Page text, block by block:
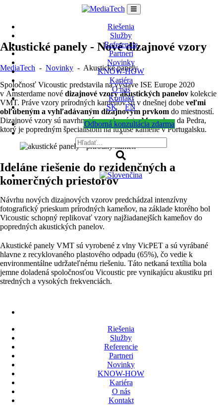
Riešenia
Služby
Referencie
Partneri
Novinky
KNOW-HOW
Kariéra
O nás
Kontakt
SK
EN
Odborná konzultácia zdarma
×
Riešenia
Služby
Referencie
Partneri
Novinky
KNOW-HOW
Kariéra
O nás
Kontakt
Akustické panely - Nové dizajnové vzory
MediaTech - Novinky - Akustické panely
Spoločnosť Vicoustic predstavila na výstave ISE Europe 2020
v Amsterdame nové dizajnové vzory akustických panelov kolekcie
VMT. Práve vzory prírodných kameňov sú v dnešnej dobe veľmi
obľúbeným a vyhľadávaným dizajnovým prvkom do miestností.
Dizajnové vzory sú navrhnuté v spolupráci s Mercadom da Pedra,
ktorý je popredným špecialistom na luxusé kamene v Portugalsku.
Ideláne riešenie do rezidenčných a
komerčných priestorov
Návrhu nových dizajnových vzorov predchádzal intenzívny
fotografický prieskum prírodných kameňov, na základe ktorého bol
Vicoustic schopný replikovať vzory najžiadanejších kameňov do
popredných akustických panelov.
Akustické panely VMT sú vyrobené z vlny VicPET a sú vyrábané
hlavne z recyklovaného plastového odpadu (65%), čo vedie k
environmentálne udržateľnému riešeniu. Táto netkaná textília bola
jemne doladená spoločnosťou Vicoustic pre vynikajúcu akustiku pri
stredných a vysokých frekvenciách.